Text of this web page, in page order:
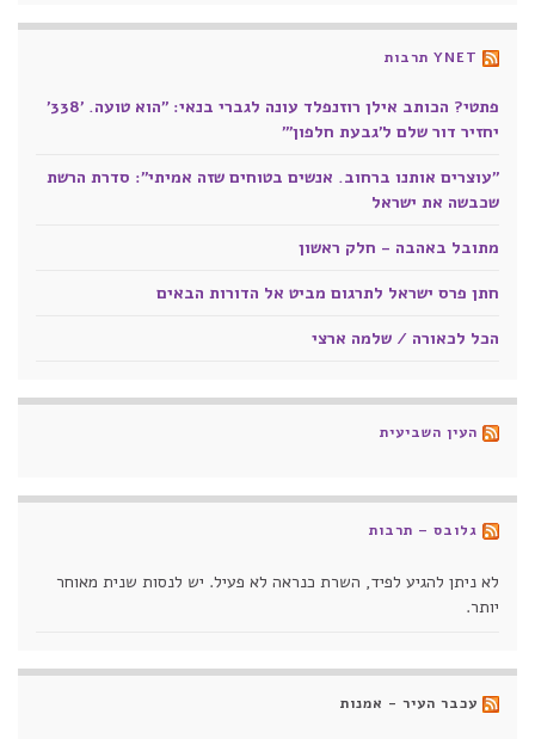
YNET תרבות
פתטי? הכותב אילן רוזנפלד עונה לגברי בנאי: "הוא טועה. '338'
יחזיר דור שלם ל'גבעת חלפון'"
"עוצרים אותנו ברחוב. אנשים בטוחים שזה אמיתי": סדרת הרשת
שכבשה את ישראל
מתובל באהבה - חלק ראשון
חתן פרס ישראל לתרגום מביט אל הדורות הבאים
הכל לכאורה / שלמה ארצי
העין השביעית
גלובס – תרבות
לא ניתן להגיע לפיד, השרת כנראה לא פעיל. יש לנסות שנית מאוחר
יותר.
עכבר העיר - אמנות